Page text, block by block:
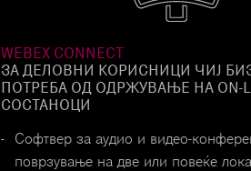
WEBEX CONNECT
ЗА ДЕЛОВНИ КОРИСНИЦИ ЧИЈ
ПОТРЕБА ОД ОДРЖУВАЊЕ НА ON-
СОСТАНОЦИ
Софтвер за аудио и видео-
поврзување на две или повеќе